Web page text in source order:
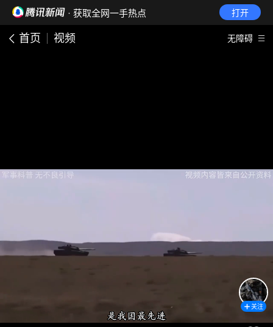
· 获取全网一手热点 打开
首页 视频 无障碍
关注